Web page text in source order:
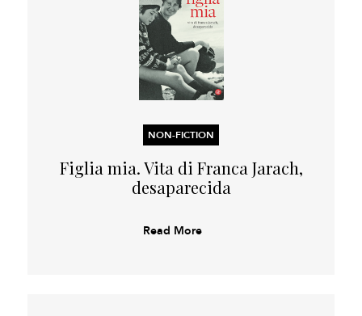
NON-FICTION
Figlia mia. Vita di Franca Jarach,
desaparecida
Read More